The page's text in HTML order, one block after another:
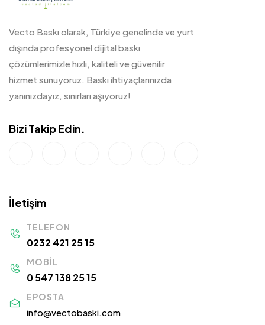
Vecto Baskı olarak, Türkiye genelinde ve yurt
dışında profesyonel dijital baskı
çözümlerimizle hızlı, kaliteli ve güvenilir
hizmet sunuyoruz. Baskı ihtiyaçlarınızda
yanınızdayız, sınırları aşıyoruz!
Bizi Takip Edin.
İletişim
TELEFON
0232 421 25 15
MOBIL
0 547 138 25 15
EPOSTA
info@vectobaski.com